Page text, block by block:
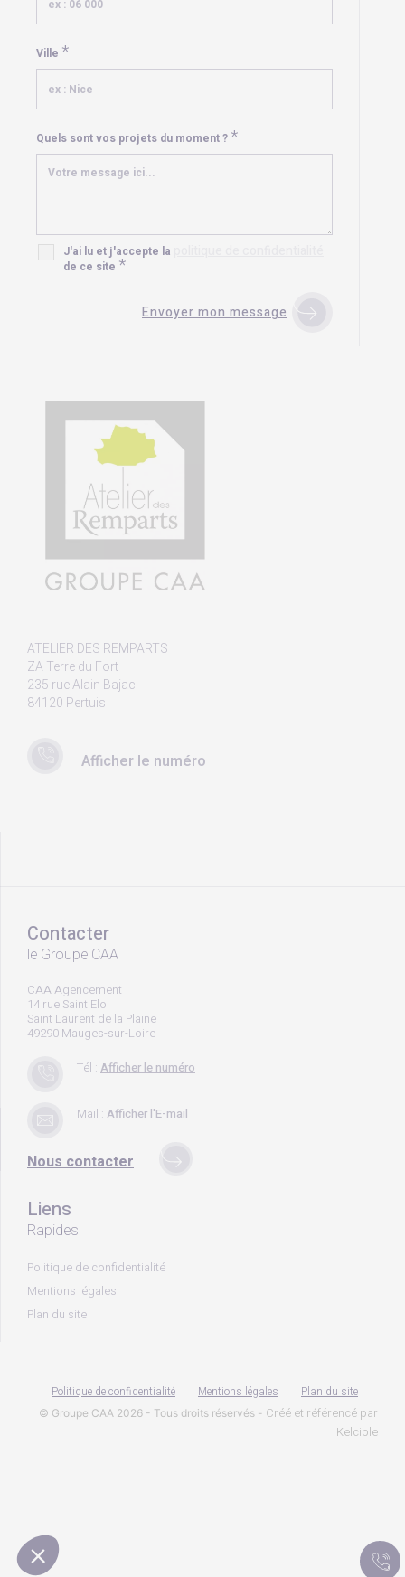
Ville *
Quels sont vos projets du moment ? *
J'ai lu et j'accepte la
de ce site *
ATELIER DES REMPARTS
ZA Terre du Fort
235 rue Alain Bajac
84120 Pertuis
Afficher le numéro
Contacter
le Groupe CAA
CAA Agencement
14 rue Saint Eloi
Saint Laurent de la Plaine
49290 Mauges-sur-Loire
Tél : Afficher le numéro
Mail : Afficher l'E-mail
Nous contacter
Liens
Rapides
Politique de confidentialité
Mentions légales
Plan du site
Politique de confidentialité Mentions légales Plan du site
© Groupe CAA 2026 - Tous droits réservés - Créé et référencé par
Kelcible